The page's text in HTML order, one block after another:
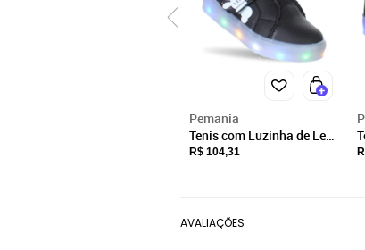
Pemania
Tenis com Luzinha de Led
Pisca Pisca Preto Infantil
R$ 104,31
AVALIAÇÕES